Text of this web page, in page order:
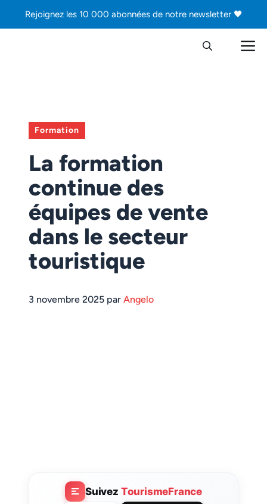
Rejoignez les 10 000 abonnées de notre newsletter 🖤
Formation
La formation
continue des
équipes de vente
dans le secteur
touristique
3 novembre 2025 par Angelo
Suivez TourismeFrance